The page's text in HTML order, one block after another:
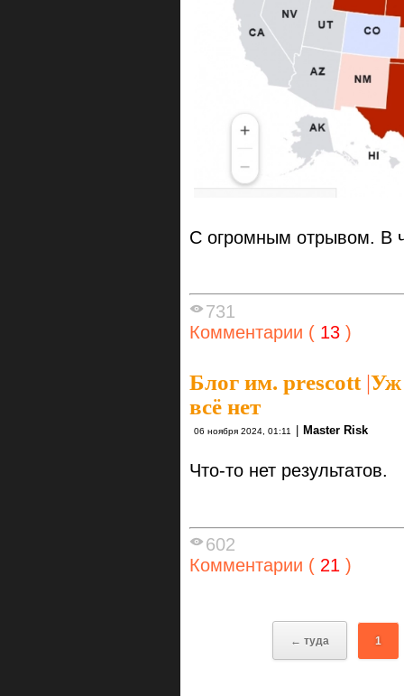
С огромным отрывом. В
731
Комментарии ( 13 )
Блог им. prescott|Уж
всё нет
06 ноября 2024, 01:11 Master Risk
Что-то нет результатов.
602
Комментарии ( 21 )
← туда 1